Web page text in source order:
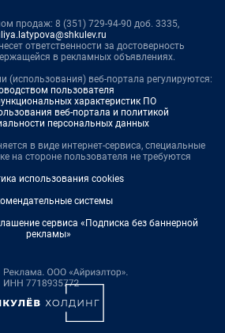
продаж: 8 (351) 729-94-90 доб. 3335,
ответственности за достоверность
в рекламных объявлениях.
(использования) веб-портала регулируются:
пользователя
характеристик ПО
веб-портала и политикой
персональных данных
в виде интернет-сервиса, специальные
на стороне пользователя не требуются
использования cookies
системы
сервиса «Подписка без баннерной
рекламы»